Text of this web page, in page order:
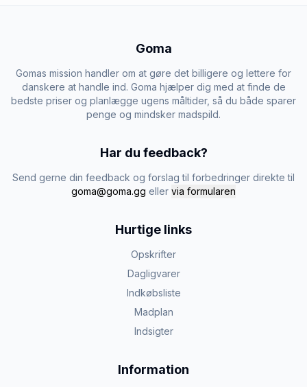
Goma
Gomas mission handler om at gøre det billigere og lettere for
danskere at handle ind. Goma hjælper dig med at finde de
bedste priser og planlægge ugens måltider, så du både sparer
penge og mindsker madspild.
Har du feedback?
Send gerne din feedback og forslag til forbedringer direkte til
goma@goma.gg eller via formularen
Hurtige links
Opskrifter
Dagligvarer
Indkøbsliste
Madplan
Indsigter
Information